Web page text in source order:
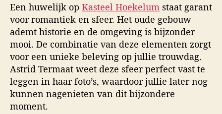
Een huwelijk op Kasteel Hoekelum staat garant
voor romantiek en sfeer. Het oude gebouw
ademt historie en de omgeving is bijzonder
mooi. De combinatie van deze elementen zorgt
voor een unieke beleving op jullie trouwdag.
Astrid Termaat weet deze sfeer perfect vast te
leggen in haar foto’s, waardoor jullie later nog
kunnen nagenieten van dit bijzondere
moment.